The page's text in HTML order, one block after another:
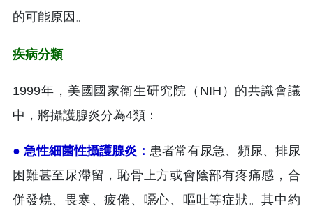
的可能原因。
疾病分類
1999年，美國國家衛生研究院（NIH）的共識會議
中，將攝護腺炎分為4類：
● 急性細菌性攝護腺炎： 患者常有尿急、頻尿、排尿
困難甚至尿滯留，恥骨上方或會陰部有疼痛感，合
併發燒、畏寒、疲倦、噁心、嘔吐等症狀。其中約